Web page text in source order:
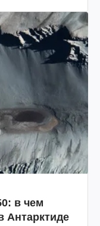
в чем
Антарктиде